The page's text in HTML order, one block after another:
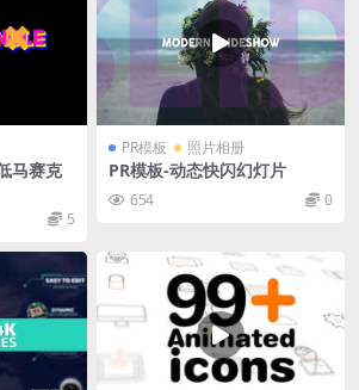
马赛克
5
PR模板 照片相册
PR模板-动态快闪幻灯片
654 0